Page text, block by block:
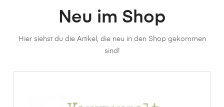
Neu im Shop
Hier siehst du die Artikel, die neu in den Shop gekommen
sind!